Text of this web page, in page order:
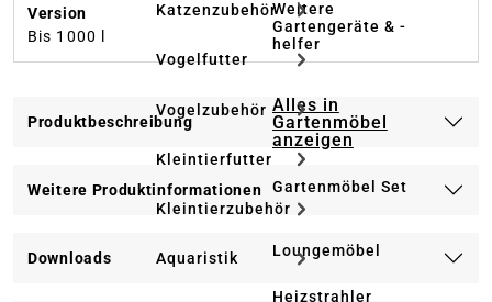
Katzenzubehör
Vogelfutter
Vogelzubehör
Kleintierfutter
Kleintierzubehör
Aquaristik
Weitere
Gartengeräte & -
helfer
Alles in
Gartenmöbel
anzeigen
Gartenmöbel Set
Loungemöbel
Heizstrahler
Version
Bis 1000 l
Produktbeschreibung
Weitere Produktinformationen
Downloads